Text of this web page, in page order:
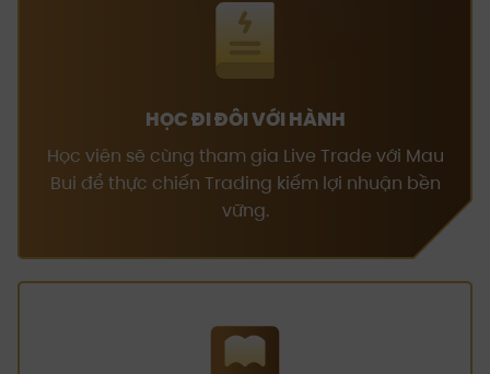
HỌC ĐI ĐÔI VỚI HÀNH
Học viên sẽ cùng tham gia Live Trade với Mau
Bui để thực chiến Trading kiếm lợi nhuận bền
vững.